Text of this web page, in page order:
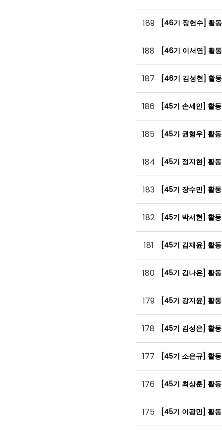
189 [46기 장헌수] 활
188 [46기 이서연] 활
187 [46기 김성현] 활
186 [45기 손세인] 활
185 [45기 권형우] 활
184 [45기 정지현] 활
183 [45기 장수민] 활
182 [45기 박서현] 활
181 [45기 김재윤] 활
180 [45기 김나은] 활
179 [45기 강지윤] 활
178 [45기 김성은] 활
177 [45기 소은규] 활
176 [45기 최상훈] 활
175 [45기 이광민] 활